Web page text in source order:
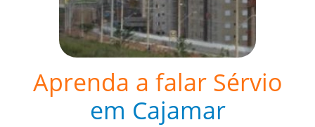
Aprenda a falar Sérvio
em Cajamar